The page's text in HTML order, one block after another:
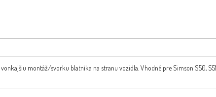
montáž/svorku blatníka na stranu vozidla. Vhodné pre Simson S50,